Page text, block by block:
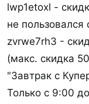
lwp1etoxl -
не пользовался
zvrwe7rh3 -
(макс. скидка
"Завтрак с
Только с 9:00